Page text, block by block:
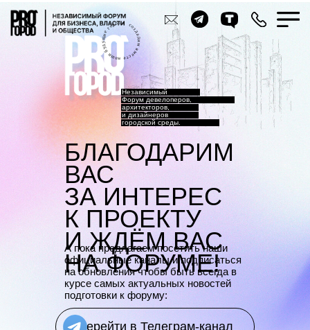
БЛАГОДАРИМ
ВАС
ЗА ИНТЕРЕС
К ПРОЕКТУ
И ЖДЁМ ВАС
НА ФОРУМЕ!
Перейти в Телеграм-канал
А пока предлагаем посетить наши
официальные каналы и подписаться
на обновления чтобы быть всегда в
курсе самых актуальных новостей
подготовки к форуму:
городской среды.
и дизайнеров
архитекторов,
Форум девелоперов,
Независимый